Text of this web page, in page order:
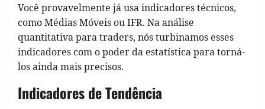
Você provavelmente já usa indicadores técnicos,
como Médias Móveis ou IFR. Na análise
quantitativa para traders, nós turbinamos esses
indicadores com o poder da estatística para torná-
los ainda mais precisos.
Indicadores de Tendência